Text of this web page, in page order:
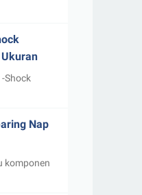
Shock
Nap
komponen